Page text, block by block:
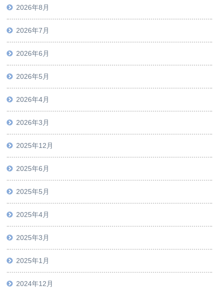
2026年8月
2026年7月
2026年6月
2026年5月
2026年4月
2026年3月
2025年12月
2025年6月
2025年5月
2025年4月
2025年3月
2025年1月
2024年12月